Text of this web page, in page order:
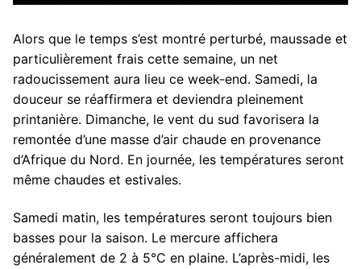
Alors que le temps s’est montré perturbé, maussade et
particulièrement frais cette semaine, un net
radoucissement aura lieu ce week-end. Samedi, la
douceur se réaffirmera et deviendra pleinement
printanière. Dimanche, le vent du sud favorisera la
remontée d’une masse d’air chaude en provenance
d’Afrique du Nord. En journée, les températures seront
même chaudes et estivales.
Samedi matin, les températures seront toujours bien
basses pour la saison. Le mercure affichera
généralement de 2 à 5°C en plaine. L’après-midi, les